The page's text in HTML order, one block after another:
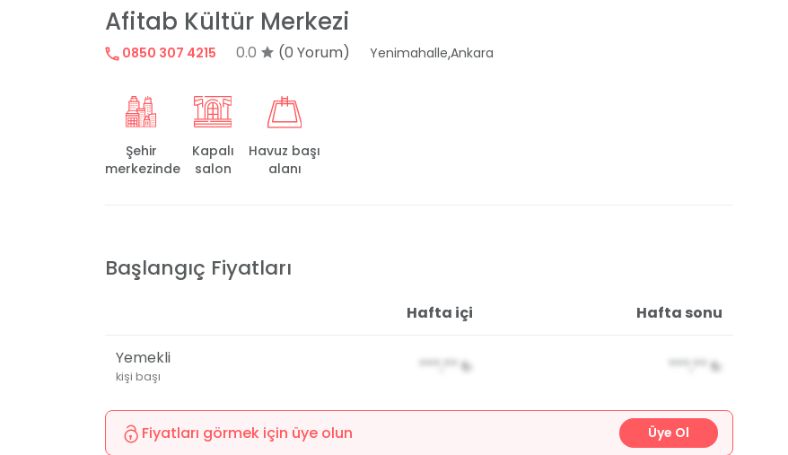
Afitab Kültür Merkezi
0850 307 4215 0.0 (0 Yorum) Yenimahalle,Ankara
Şehir
merkezinde
Kapalı
salon
Havuz başı
alanı
Başlangıç Fiyatları
Hafta içi Hafta sonu
Yemekli
kişi başı
***,** ₺ ***,** ₺
Fiyatları görmek için üye olun Üye Ol